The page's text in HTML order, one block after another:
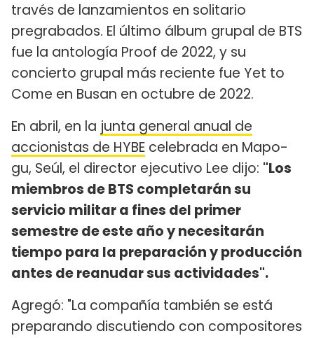
través de lanzamientos en solitario
pregrabados. El último álbum grupal de BTS
fue la antología Proof de 2022, y su
concierto grupal más reciente fue Yet to
Come en Busan en octubre de 2022.
En abril, en la junta general anual de
accionistas de HYBE celebrada en Mapo-
gu, Seúl, el director ejecutivo Lee dijo: "Los
miembros de BTS completarán su
servicio militar a fines del primer
semestre de este año y necesitarán
tiempo para la preparación y producción
antes de reanudar sus actividades".
Agregó: "La compañía también se está
preparando discutiendo con compositores